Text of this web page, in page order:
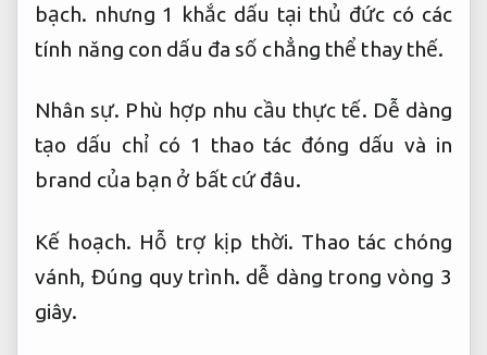
bạch. nhưng 1 khắc dấu tại thủ đức có các
tính năng con dấu đa số chẳng thể thay thế.
Nhân sự. Phù hợp nhu cầu thực tế. Dễ dàng
tạo dấu chỉ có 1 thao tác đóng dấu và in
brand của bạn ở bất cứ đâu.
Kế hoạch. Hỗ trợ kịp thời. Thao tác chóng
vánh, Đúng quy trình. dễ dàng trong vòng 3
giây.